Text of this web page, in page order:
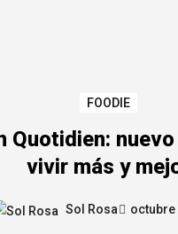
FOODIE
Quotidien:
vivir más y
Sol Rosa octubre